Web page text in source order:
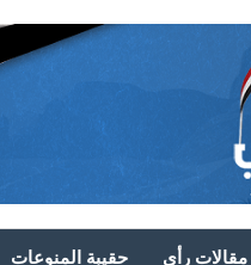
مقالات رأي حقيبة المنوعات